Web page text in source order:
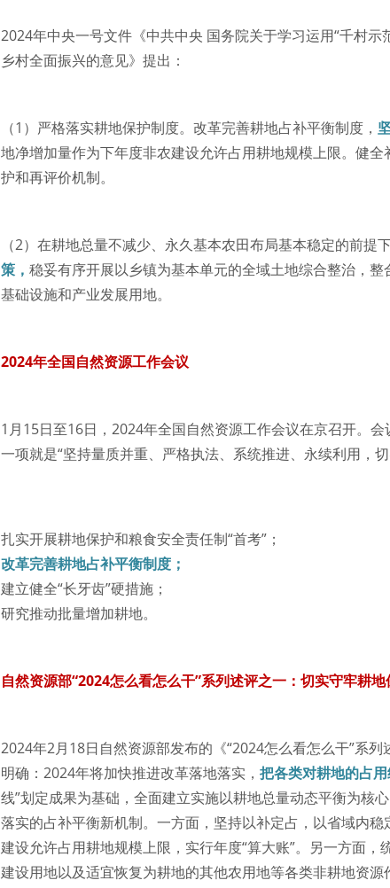
2024年中央一号文件《中共中央 国务院关于学习运用“千村
乡村全面振兴的意见》提出：
（1）严格落实耕地保护制度。改革完善耕地占补平衡制度，
地净增加量作为下年度非农建设允许占用耕地规模上限。健
护和再评价机制。
（2）在耕地总量不减少、永久基本农田布局基本稳定的前提下
策， 稳妥有序开展以乡镇为基本单元的全域土地综合整治，
基础设施和产业发展用地。
2024年全国自然资源工作会议
1月15日至16日，2024年全国自然资源工作会议在京召开。
一项就是“坚持量质并重、严格执法、系统推进、永续利用，
扎实开展耕地保护和粮食安全责任制“首考”；
改革完善耕地占补平衡制度；
建立健全“长牙齿”硬措施；
研究推动批量增加耕地。
自然资源部“2024怎么看怎么干”系列述评之一：切实守牢耕
2024年2月18日自然资源部发布的《“2024怎么看怎么干”系列
明确：2024年将加快推进改革落地落实， 把各类对耕地的占用
线”划定成果为基础，全面建立实施以耕地总量动态平衡为核
落实的占补平衡新机制。一方面，坚持以补定占，以省域内
建设允许占用耕地规模上限，实行年度“算大账”。另一方面
建设用地以及适宜恢复为耕地的其他农用地等各类非耕地资